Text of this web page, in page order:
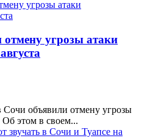
угрозы атаки
Сочи объявили отмену угрозы
Об этом в своем...